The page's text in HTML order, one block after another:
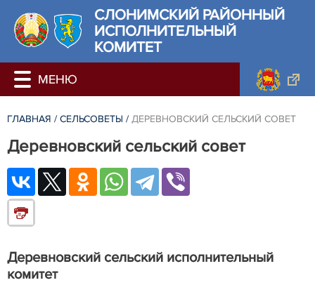
СЛОНИМСКИЙ РАЙОННЫЙ
ИСПОЛНИТЕЛЬНЫЙ
КОМИТЕТ
ГЛАВНАЯ / СЕЛЬСОВЕТЫ / ДЕРЕВНОВСКИЙ СЕЛЬСКИЙ СОВЕТ
Деревновский сельский совет
Деревновский сельский исполнительный
комитет